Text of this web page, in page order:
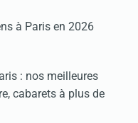
à Paris en 2026
: nos meilleures
cabarets à plus de